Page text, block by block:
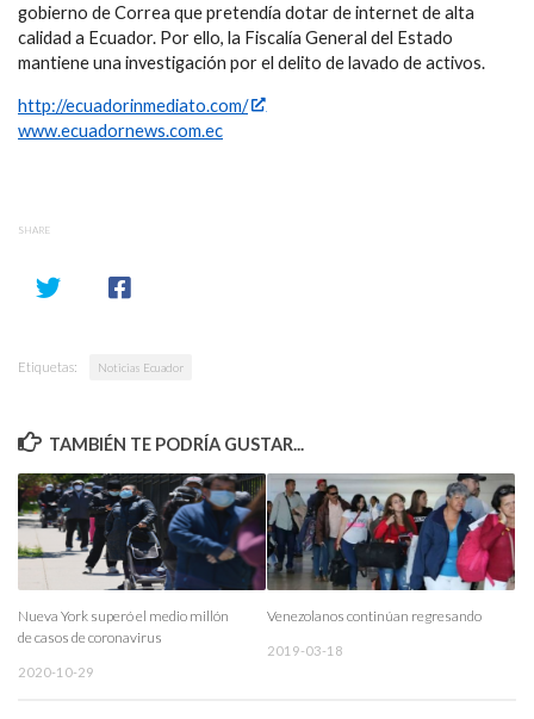
gobierno de Correa que pretendía dotar de internet de alta
calidad a Ecuador. Por ello, la Fiscalía General del Estado
mantiene una investigación por el delito de lavado de activos.
http://ecuadorinmediato.com/
www.ecuadornews.com.ec
SHARE
Etiquetas: Noticias Ecuador
TAMBIÉN TE PODRÍA GUSTAR...
Nueva York superó el medio millón
de casos de coronavirus
2020-10-29
Venezolanos continúan regresando
2019-03-18